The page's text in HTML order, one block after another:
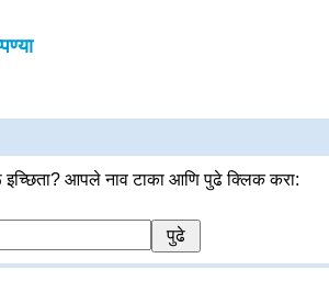
आपले नाव टाका आणि पुढे क्लिक करा: